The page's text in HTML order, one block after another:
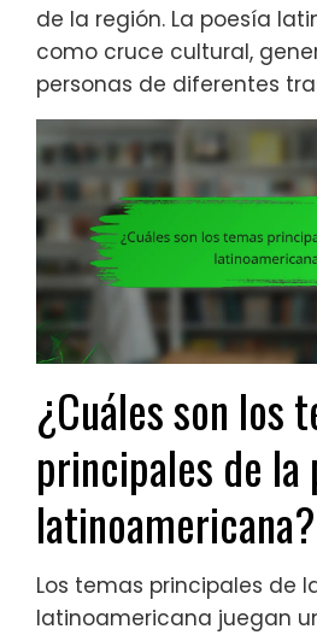
de la región. La poesía
como cruce cultural,
personas de diferentes
¿Cuáles son los
principales de la
latinoamericana?
Los temas principales de
latinoamericana juegan